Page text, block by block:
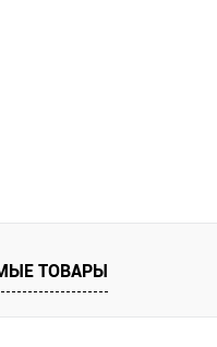
ТОВАРЫ